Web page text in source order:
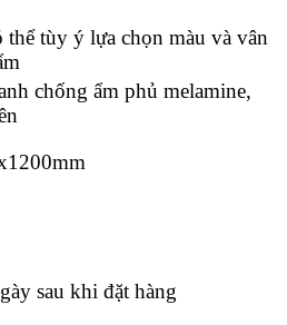
thể tùy ý lựa chọn màu và vân
chống ẩm phủ melamine,
sau khi đặt hàng